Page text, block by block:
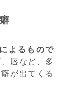
よるもので
唇など、多
が出てくる